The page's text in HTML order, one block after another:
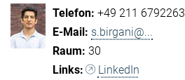
+49 211 6792263
s.birgani@...
30
LinkedIn